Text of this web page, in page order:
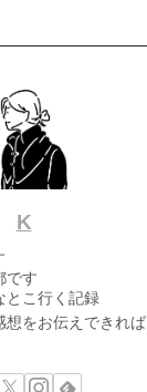
K
です
とこ行く記録
想をお伝えできれば